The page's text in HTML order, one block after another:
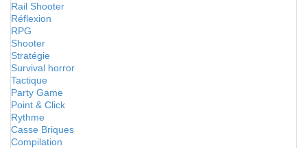
Rail Shooter
Réflexion
RPG
Shooter
Stratégie
Survival horror
Tactique
Party Game
Point & Click
Rythme
Casse Briques
Compilation